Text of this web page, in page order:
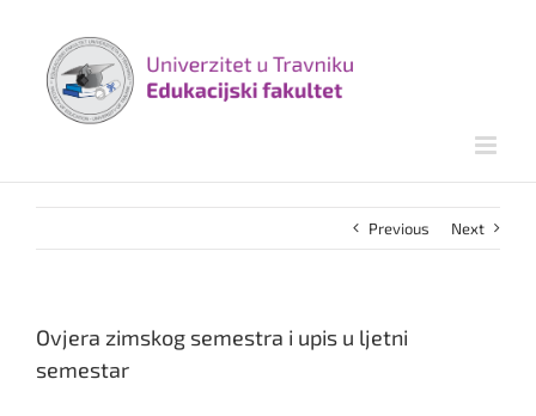
content
Previous Next
Ovjera zimskog semestra i upis u ljetni
semestar